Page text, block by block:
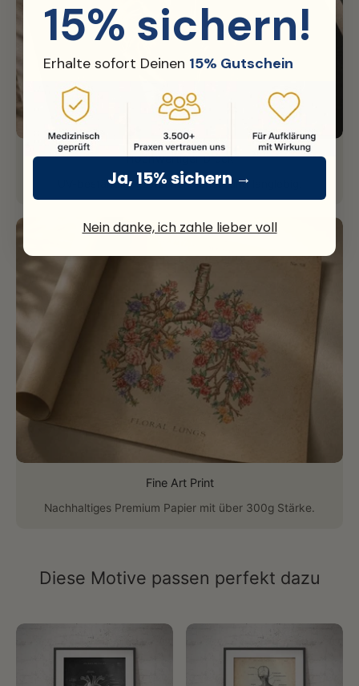
Hochwertiger Druck
UV-beständig, gestochen scharf und langlebig.
Fine Art Print
Nachhaltiges Premium Papier mit über 300g Stärke.
Diese Motive passen perfekt dazu
15% sichern!
Erhalte sofort Deinen 15% Gutschein
Ja, 15% sichern →
Nein danke, ich zahle lieber voll